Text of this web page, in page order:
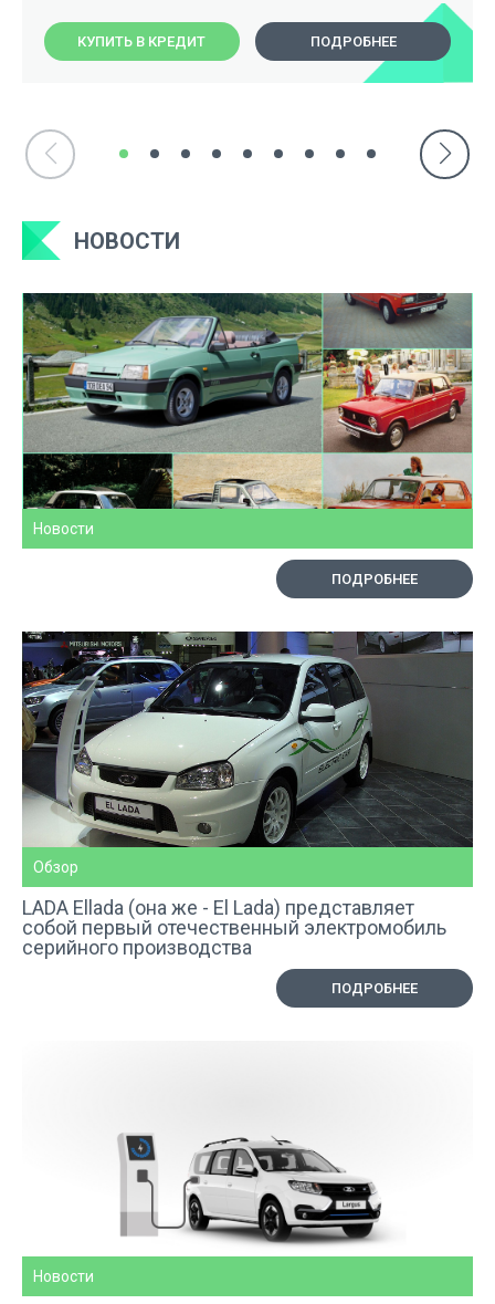
КУПИТЬ В КРЕДИТ ПОДРОБНЕЕ
НОВОСТИ
Новости
ПОДРОБНЕЕ
Обзор
LADA Ellada (она же - El Lada) представляет
собой первый отечественный электромобиль
серийного производства
ПОДРОБНЕЕ
Новости